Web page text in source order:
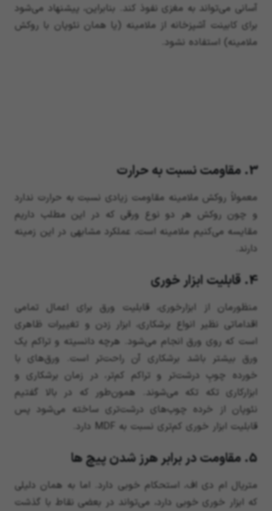
آسانی می‌تواند به مغزی نفوذ کند. بنابراین، پیشنهاد می‌شود
برای کابینت آشپزخانه از ملامینه (یا همان نئوپان با روکش
ملامینه) استفاده نشود.
3. مقاومت نسبت به حرارت
معمولاً روکش ملامینه مقاومت زیادی نسبت به حرارت ندارد
و چون روکش هر دو نوع ورقی که در این مطلب داریم
مقایسه می‌کنیم ملامینه است، عملکرد مشابهی در این زمینه
دارند.
4. قابلیت ابزار خوری
منظورمان از ابزارخوری، قابلیت ورق برای اعمال تمامی
اقداماتی نظیر انواع برشکاری، ابزار زدن و تغییرات ظاهری
است که روی ورق انجام می‌شود. هرچه دانسیته و تراکم یک
ورق بیشتر باشد برشکاری آن راحت‌تر است. ورق‌های با
خورده چوبِ درشت‌تر و تراکم کم‌تر، در زمان برشکاری و
ابزارکاری تکه تکه می‌شوند. همون‌طور که در بالا گفتیم
نئوپان از خرده چوب‌های درشت‌تری ساخته می‌شود پس
قابلیت ابزار خوری کم‌تری نسبت به MDF دارد.
5. مقاومت در برابر هرز شدن پیچ ها
متریال ام دی اف، استحکام خوبی دارد. اما به همان دلیلی
که ابزار خوری خوبی دارد، می‌تواند در بعضی نقاط با گذشت